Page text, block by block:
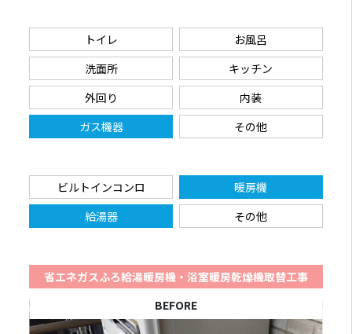
トイレ
お風呂
洗面所
キッチン
外回り
内装
ガス機器
その他
ビルトインコンロ
暖房機
給湯器
その他
省エネガスふろ給湯暖房機・浴室暖房乾燥機取替工事